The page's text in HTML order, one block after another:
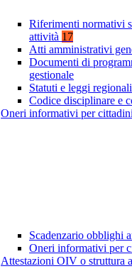
Riferimenti normativi
attività 17
Atti amministrativi
Documenti di
gestionale
Statuti e leggi regionali
Codice disciplinare e
Oneri informativi per
Scadenzario obblighi
Oneri informativi per
Attestazioni OIV o struttura